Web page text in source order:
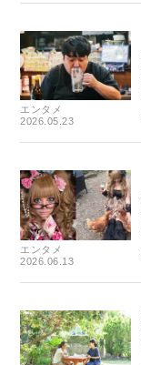
エンタメ
2026.05.23
エンタメ
2026.06.13